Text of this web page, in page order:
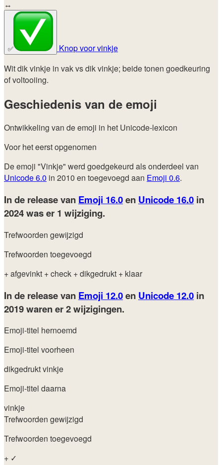
↔
✅
Knop voor vinkje
Wit dik vinkje in vak vs dik vinkje; beide tonen goedkeuring
of voltooiing.
Geschiedenis van de emoji
Ontwikkeling van de emoji in het Unicode-lexicon
Voor het eerst opgenomen
De emoji "Vinkje" werd goedgekeurd als onderdeel van
Unicode 6.0 in 2010 en toegevoegd aan Emoji 0.6.
In de release van Emoji 16.0en Unicode 16.0 in
2024was er 1 wijziging.
Trefwoorden gewijzigd
Trefwoorden toegevoegd
+ afgevinkt + check + dikgedrukt + klaar
In de release van Emoji 12.0en Unicode 12.0 in
2019waren er 2 wijzigingen.
Emoji-titel hernoemd
Emoji-titel voorheen
dikgedrukt vinkje
Emoji-titel daarna
vinkje
Trefwoorden gewijzigd
Trefwoorden toegevoegd
+ ✓